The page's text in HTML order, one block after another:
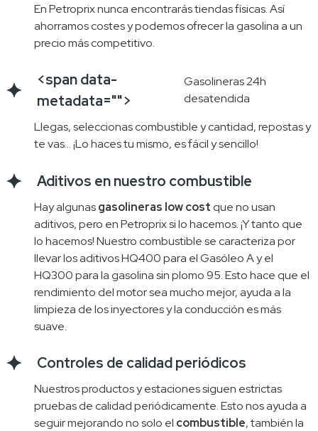
En Petroprix nunca encontrarás tiendas físicas. Así
ahorramos costes y podemos ofrecer la gasolina a un
precio más competitivo.
<span data-
metadata="">
Gasolineras 24h
desatendida
Llegas, seleccionas combustible y cantidad, repostas y
te vas… ¡Lo haces tu mismo, es fácil y sencillo!
Aditivos en nuestro combustible
Hay algunasgasolineras low cost que no usan
aditivos, pero en Petroprix si lo hacemos. ¡Y tanto que
lo hacemos! Nuestro combustible se caracteriza por
llevar los aditivos HQ400 para el Gasóleo A y el
HQ300 para la gasolina sin plomo 95. Esto hace que el
rendimiento del motor sea mucho mejor, ayuda a la
limpieza de los inyectores y la conducción es más
suave.
Controles de calidad periódicos
Nuestros productos y estaciones siguen estrictas
pruebas de calidad periódicamente. Esto nos ayuda a
seguir mejorando no solo el combustible, también la